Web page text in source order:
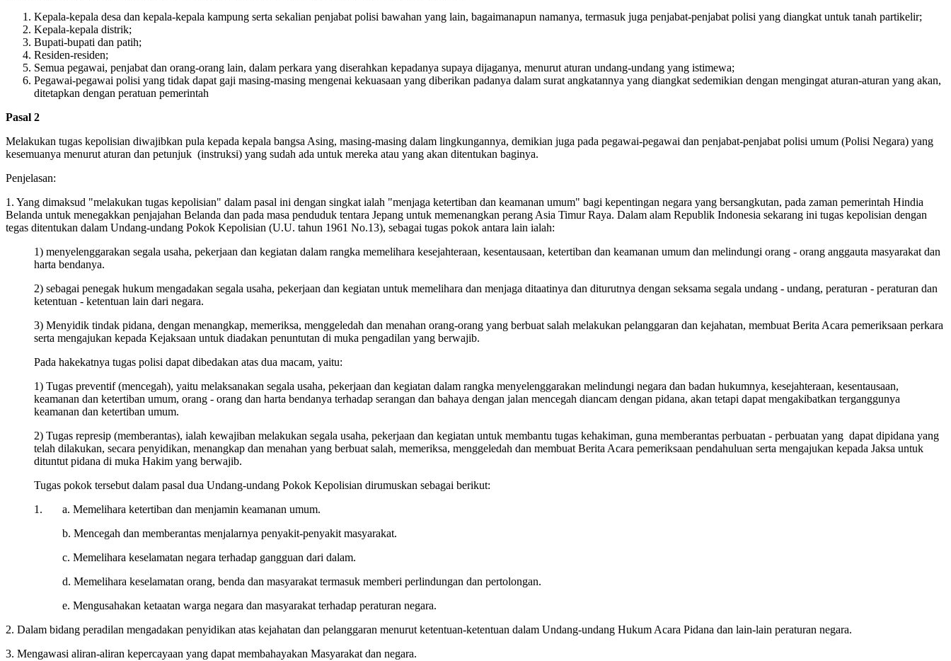
Kepala-kepala desa dan kepala-kepala kampung serta sekalian penjabat polisi bawahan yang lain, bagaimanapun namanya, termasuk juga penjabat-penjabat polisi yang diangkat untuk tanah partikelir;
Kepala-kepala distrik;
Bupati-bupati dan patih;
Residen-residen;
Semua pegawai, penjabat dan orang-orang lain, dalam perkara yang diserahkan kepadanya supaya dijaganya, menurut aturan undang-undang yang istimewa;
Pegawai-pegawai polisi yang tidak dapat gaji masing-masing mengenai kekuasaan yang diberikan padanya dalam surat angkatannya yang diangkat sedemikian dengan mengingat aturan-aturan yang akan,
ditetapkan dengan peratuan pemerintah
Pasal 2
Melakukan tugas kepolisian diwajibkan pula kepada kepala bangsa Asing, masing-masing dalam lingkungannya, demikian juga pada pegawai-pegawai dan penjabat-penjabat polisi umum (Polisi Negara) yang
kesemuanya menurut aturan dan petunjuk (instruksi) yang sudah ada untuk mereka atau yang akan ditentukan baginya.
Penjelasan:
1. Yang dimaksud "melakukan tugas kepolisian" dalam pasal ini dengan singkat ialah "menjaga ketertiban dan keamanan umum" bagi kepentingan negara yang bersangkutan, pada zaman pemerintah Hindia
Belanda untuk menegakkan penjajahan Belanda dan pada masa penduduk tentara Jepang untuk memenangkan perang Asia Timur Raya. Dalam alam Republik Indonesia sekarang ini tugas kepolisian dengan
tegas ditentukan dalam Undang-undang Pokok Kepolisian (U.U. tahun 1961 No.13), sebagai tugas pokok antara lain ialah:
1) menyelenggarakan segala usaha, pekerjaan dan kegiatan dalam rangka memelihara kesejahteraan, kesentausaan, ketertiban dan keamanan umum dan melindungi orang - orang anggauta masyarakat dan
harta bendanya.
2) sebagai penegak hukum mengadakan segala usaha, pekerjaan dan kegiatan untuk memelihara dan menjaga ditaatinya dan diturutnya dengan seksama segala undang - undang, peraturan - peraturan dan
ketentuan - ketentuan lain dari negara.
3) Menyidik tindak pidana, dengan menangkap, memeriksa, menggeledah dan menahan orang-orang yang berbuat salah melakukan pelanggaran dan kejahatan, membuat Berita Acara pemeriksaan perkara
serta mengajukan kepada Kejaksaan untuk diadakan penuntutan di muka pengadilan yang berwajib.
Pada hakekatnya tugas polisi dapat dibedakan atas dua macam, yaitu:
1) Tugas preventif (mencegah), yaitu melaksanakan segala usaha, pekerjaan dan kegiatan dalam rangka menyelenggarakan melindungi negara dan badan hukumnya, kesejahteraan, kesentausaan,
keamanan dan ketertiban umum, orang - orang dan harta bendanya terhadap serangan dan bahaya dengan jalan mencegah diancam dengan pidana, akan tetapi dapat mengakibatkan terganggunya
keamanan dan ketertiban umum.
2) Tugas represip (memberantas), ialah kewajiban melakukan segala usaha, pekerjaan dan kegiatan untuk membantu tugas kehakiman, guna memberantas perbuatan - perbuatan yang dapat dipidana yang
telah dilakukan, secara penyidikan, menangkap dan menahan yang berbuat salah, memeriksa, menggeledah dan membuat Berita Acara pemeriksaan pendahuluan serta mengajukan kepada Jaksa untuk
dituntut pidana di muka Hakim yang berwajib.
Tugas pokok tersebut dalam pasal dua Undang-undang Pokok Kepolisian dirumuskan sebagai berikut:
1. a. Memelihara ketertiban dan menjamin keamanan umum.
b. Mencegah dan memberantas menjalarnya penyakit-penyakit masyarakat.
c. Memelihara keselamatan negara terhadap gangguan dari dalam.
d. Memelihara keselamatan orang, benda dan masyarakat termasuk memberi perlindungan dan pertolongan.
e. Mengusahakan ketaatan warga negara dan masyarakat terhadap peraturan negara.
2. Dalam bidang peradilan mengadakan penyidikan atas kejahatan dan pelanggaran menurut ketentuan-ketentuan dalam Undang-undang Hukum Acara Pidana dan lain-lain peraturan negara.
3. Mengawasi aliran-aliran kepercayaan yang dapat membahayakan Masyarakat dan negara.